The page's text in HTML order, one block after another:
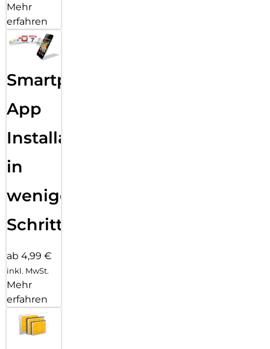
Mehr
erfahren
Smartphone
App
Installation
in
wenigen
Schritten
ab 4,99 €
inkl. MwSt.
Mehr
erfahren